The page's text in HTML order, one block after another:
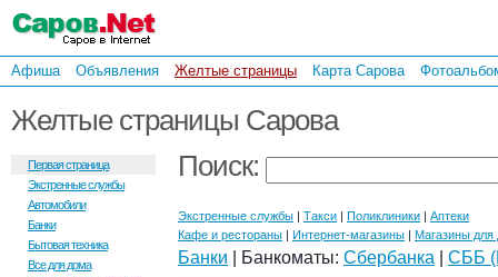
Афиша Объявления Желтые страницы Карта Сарова
Желтые страницы Сарова
Первая страница
Экстренные службы
Автомобили
Банки
Бытовая техника
Все для дома
Поиск:
Экстренные службы | Такси | Поликлиники | Аптеки
Кафе и рестораны | Интернет-магазины | Магазины для
Банки | Банкоматы: Сбербанка | СББ